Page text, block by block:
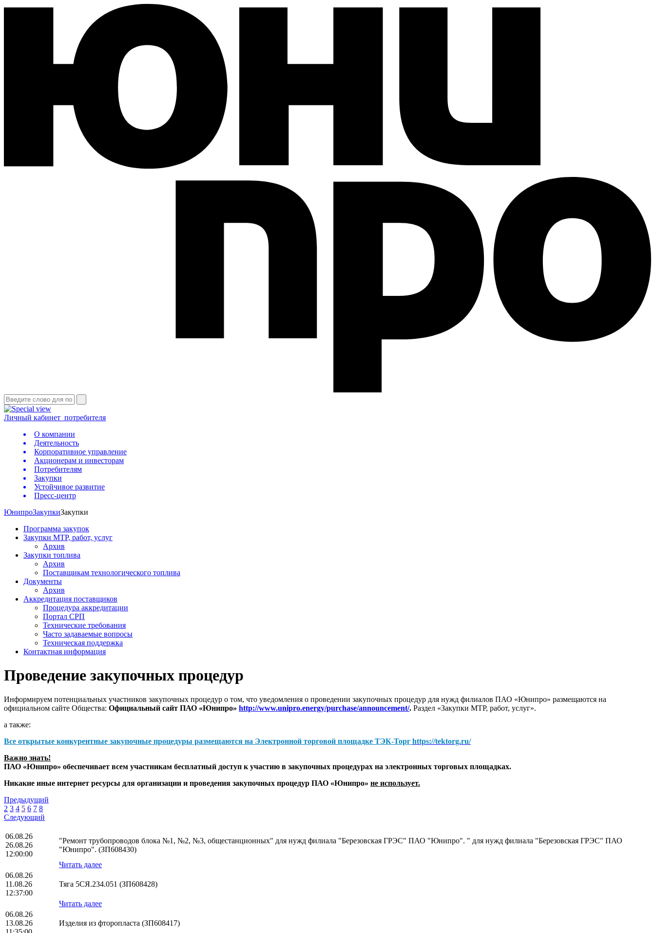
Личный кабинет потребителя
О компании
Деятельность
Корпоративное управление
Акционерам и инвесторам
Потребителям
Закупки
Устойчивое развитие
Пресс-центр
ЮнипроЗакупкиЗакупки
Программа закупок
Закупки МТР, работ, услуг
Архив
Закупки топлива
Архив
Поставщикам технологического топлива
Документы
Архив
Аккредитация поставщиков
Процедура аккредитации
Портал СРП
Технические требования
Часто задаваемые вопросы
Техническая поддержка
Контактная информация
Проведение закупочных процедур
Информируем потенциальных участников закупочных процедур о том, что уведомления о проведении закупочных процедур для нужд филиалов ПАО «Юнипро» размещаются на
официальном сайте Общества: Официальный сайт ПАО «Юнипро» http://www.unipro.energy/purchase/announcement/. Раздел «Закупки МТР, работ, услуг».
а также:
Все открытые конкурентные закупочные процедуры размещаются на Электронной торговой площадке ТЭК-Торг https://tektorg.ru/
Важно знать!
ПАО «Юнипро» обеспечивает всем участникам бесплатный доступ к участию в закупочных процедурах на электронных торговых площадках.
Никакие иные интернет ресурсы для организации и проведения закупочных процедур ПАО «Юнипро» не использует.
Предыдущий
2 3 4 5 6 7 8
Следующий
06.08.26
26.08.26
12:00:00
"Ремонт трубопроводов блока №1, №2, №3, общестанционных" для нужд филиала "Березовская ГРЭС" ПАО "Юнипро". " для нужд филиала "Березовская ГРЭС" ПАО
"Юнипро". (ЗП608430)
Читать далее
06.08.26
11.08.26
12:37:00
Тяга 5СЯ.234.051 (ЗП608428)
Читать далее
06.08.26
13.08.26
Изделия из фторопласта (ЗП608417)